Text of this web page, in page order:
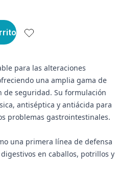
para las alteraciones
una amplia gama de
de seguridad. Su formulación
antiséptica y antiácida para
problemas gastrointestinales.
una primera línea de defensa
en caballos, potrillos y